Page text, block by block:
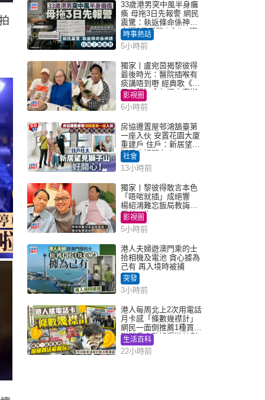
u
l
s
c
33歲港男突中風半身癱
瘓 母拖3日先報警 網民
震驚：執返條命係神蹟
自爆2個惡習｜Juicy叮
時事熱話
5小時前
獨家丨盧宛茵揭黎彼得
最後時光：醫院插喉有
痰講唔到嘢 經典歌《浪
子心聲》金句源自廟街
睇相佬
影視圈
6小時前
房協遷置屋邨鴻鵠臺第
一座入伙 安置花園大廈
重建戶 住戶：新居望見
獅子山好開心！
社會
13小時前
獨家丨黎彼得敢言本色
「唔啱就插」成絕響
楊紹鴻難忘飯局教誨：
受益一生
影視圈
5小時前
港人夫婦遊澳門乘的士
拾相機及電池 貪心據為
己有 再入境時被捕
突發
3小時前
港人每周北上2次用電話
月卡感「條數幾襟計」
網民一面倒推薦1種買法
附消委會數據漫遊計劃
消費提示
生活百科
22小時前